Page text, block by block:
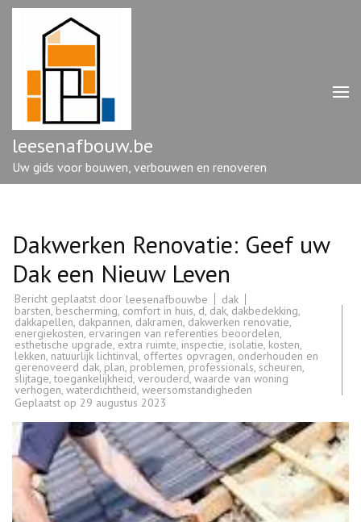
Ga
enter)
leesenafbouw.be
Uw gids voor bouwen, verbouwen en renoveren
Dakwerken Renovatie: Geef uw
Dak een Nieuw Leven
Bericht geplaatst door leesenafbouwbe
dak
barsten, bescherming, comfort in huis, d, dak, dakbedekking,
dakkapellen, dakpannen, dakramen, dakwerken renovatie,
energiekosten, ervaringen van referenties beoordelen,
esthetische upgrade, extra ruimte, inspectie, isolatie, kosten,
lekken, natuurlijk lichtinval, offertes opvragen, onderhouden en
gerenoveerd dak, plan, problemen, professionals, scheuren,
slijtage,toegankelijkheid, verouderd, waarde van woning
verhogen, waterdichtheid, weersomstandigheden
Geplaatst op 29 augustus 2023